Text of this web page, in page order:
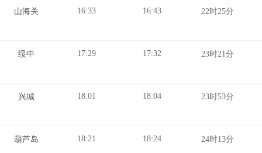
山海关 16:33 16:43 22时25分
绥中 17:29 17:32 23时21分
兴城 18:01 18:04 23时53分
葫芦岛 18:21 18:24 24时13分